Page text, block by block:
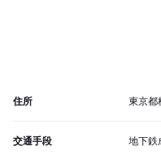
住所 東京都
交通手段 地下鉄